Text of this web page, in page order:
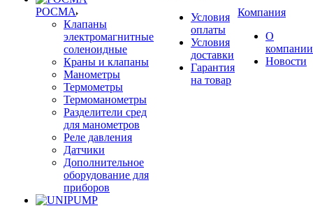
РОСМА
Клапаны
электромагнитные
соленоидные
Краны и клапаны
Манометры
Термометры
Термоманометры
Разделители сред
для манометров
Реле давления
Датчики
Дополнительное
оборудование для
приборов
Условия
оплаты
Условия
доставки
Гарантия
на товар
Компания
О
компании
Новости